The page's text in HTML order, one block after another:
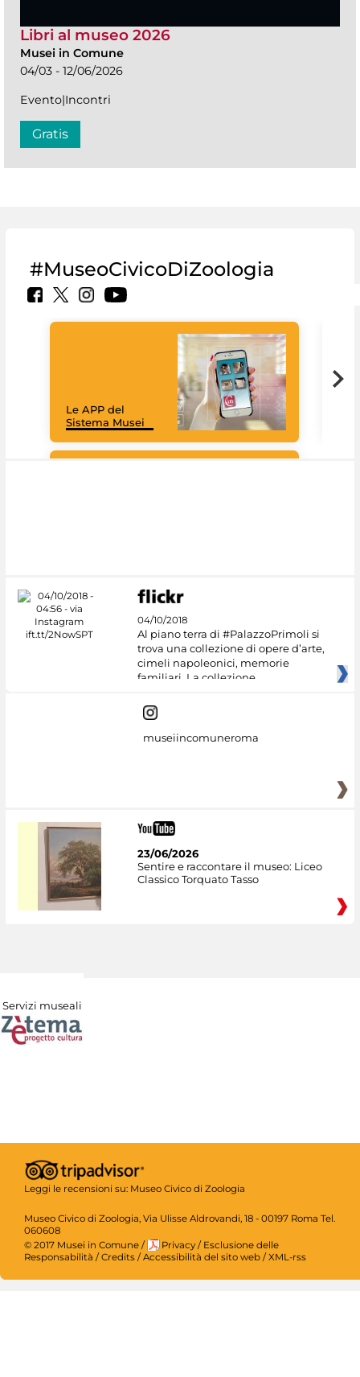
Libri al museo 2026
Musei in Comune
04/03 - 12/06/2026
Evento|Incontri
Gratis
#MuseoCivicoDiZoologia
Le APP del
Sistema Musei
04/10/2018
Al piano terra di #PalazzoPrimoli si
trova una collezione di opere d’arte,
cimeli napoleonici, memorie
familiari. La collezione
museiincomuneroma
23/06/2026
Sentire e raccontare il museo: Liceo
Classico Torquato Tasso
Servizi museali
Leggi le recensioni su: Museo Civico di Zoologia
Museo Civico di Zoologia, Via Ulisse Aldrovandi, 18 - 00197 Roma Tel.
060608
© 2017 Musei in Comune / Privacy / Esclusione delle
Responsabilità / Credits / Accessibilità del sito web / XML-rss